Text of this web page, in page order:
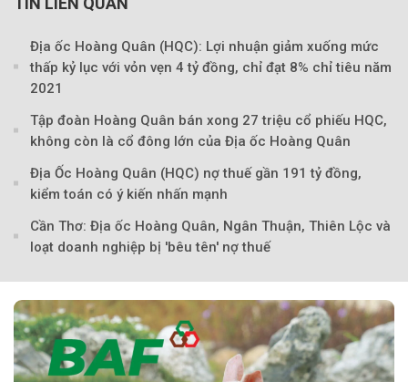
Theo Sở hữu trí
Địa ốc Hoàng Quân (HQC): Lợi nhuận giảm xuống mức
thấp kỷ lục với vỏn vẹn 4 tỷ đồng, chỉ đạt 8% chỉ tiêu năm
2021
Tập đoàn Hoàng Quân bán xong 27 triệu cổ phiếu HQC,
không còn là cổ đông lớn của Địa ốc Hoàng Quân
Địa Ốc Hoàng Quân (HQC) nợ thuế gần 191 tỷ đồng,
kiểm toán có ý kiến nhấn mạnh
Cần Thơ: Địa ốc Hoàng Quân, Ngân Thuận, Thiên Lộc và
loạt doanh nghiệp bị 'bêu tên' nợ thuế